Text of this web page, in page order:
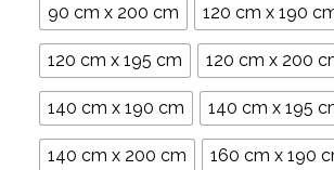
90 cm x 200 cm 120 cm x 190
120 cm x 195 cm 120 cm x 200
140 cm x 190 cm 140 cm x 195
140 cm x 200 cm 160 cm x 190